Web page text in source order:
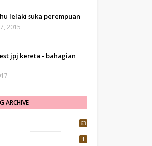
lelaki suka perempuan
2015
jpj kereta - bahagian
ARCHIVE
63
1